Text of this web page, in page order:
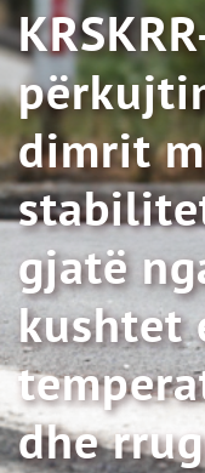
dimrit
gjatë
kushtet
dhe